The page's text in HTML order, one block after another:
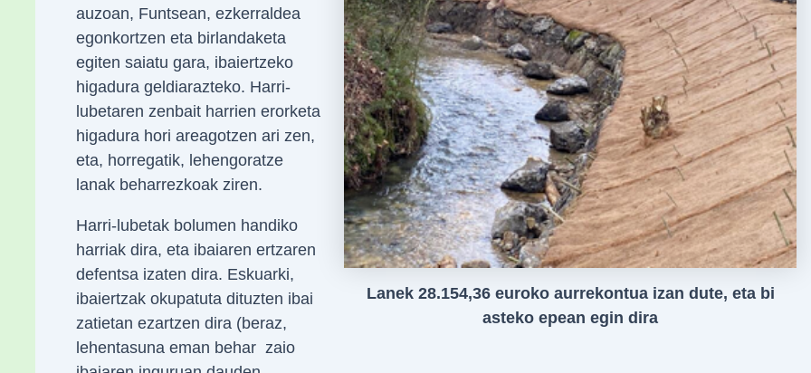
Lanek 28.154,36 euroko aurrekontua izan dute, eta bi
asteko epean egin dira
auzoan, Funtsean, ezkerraldea
egonkortzen eta birlandaketa
egiten saiatu gara, ibaiertzeko
higadura geldiarazteko. Harri-
lubetaren zenbait harrien erorketa
higadura hori areagotzen ari zen,
eta, horregatik, lehengoratze
lanak beharrezkoak ziren.
Harri-lubetak bolumen handiko
harriak dira, eta ibaiaren ertzaren
defentsa izaten dira. Eskuarki,
ibaiertzak okupatuta dituzten ibai
zatietan ezartzen dira (beraz,
lehentasuna eman behar zaio